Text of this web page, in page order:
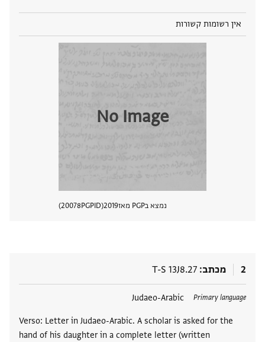
אין רשומות קשורות
No Image
נמצא בPGP מאז 2019
PGPID
20078
2 מכתב T-S 13J8.27
Primary language
Judaeo-Arabic
Verso: Letter in Judaeo-Arabic. A scholar is asked for the
hand of his daughter in a complete letter (written
תגים